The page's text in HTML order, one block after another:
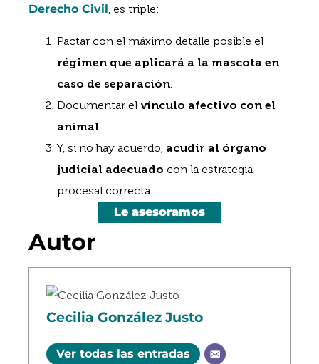
Derecho Civil, es triple:
Pactar con el máximo detalle posible el
régimen que aplicará a la mascota en
caso de separación.
Documentar el vínculo afectivo con el
animal.
Y, si no hay acuerdo, acudir al órgano
judicial adecuado con la estrategia
procesal correcta.
Le asesoramos
Autor
Cecilia González Justo
Ver todas las entradas